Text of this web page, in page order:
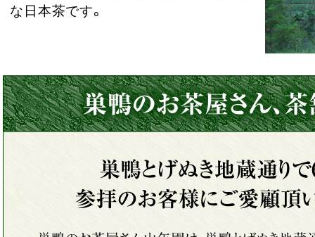
な日本茶です。